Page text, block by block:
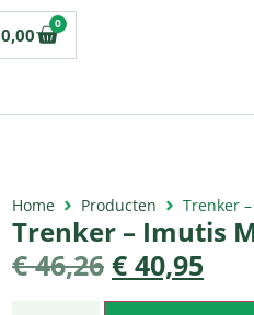
0,00
0
Home Producten Trenker
Trenker – Imutis
€46,26 € 40,95